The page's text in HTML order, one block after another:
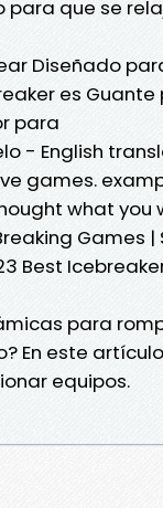
que se
Diseñado
es
para
- English
games.
what you
Games
Best
para
En este
equipos.